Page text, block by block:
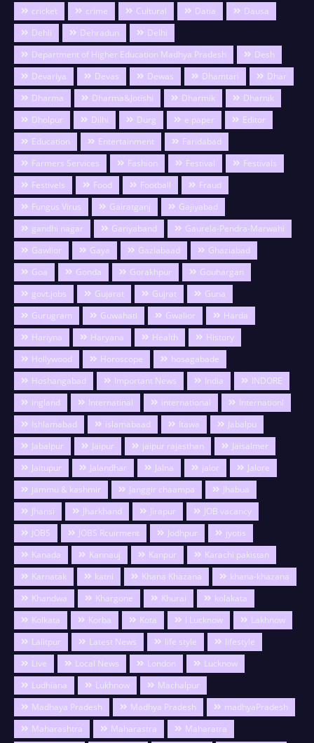
cricket
crime Cultural Datia
Dausa
Dehli
Dehradun
Delhi
Department of Higher Education Madhya Pradesh
Desh
Devariya
Devas Dewas Dhamtari
Dhar
Dharma
Dharma&Jotishi Dharmik
Dharnik
Dholpur
Dilhi Durg e paper
Editor
Education
Entertainment
Faridabad
Farmers Services
Fashion Festival
Festivals
Festivels
Food Football
Fraud
Fungus Virus
Gairatganj
Gajiyabad
gandhi nagar
Gariyaband
Gaurela-Pendra-Marwahi
Gawlior
Gaya Gaziabaad
Ghaziabad
Goa
Gonda Gorakhpur
Gouhargan
govt.jobs
Gujarat Gujrat
Guna
Gurugram
Guwahati Gwalior
Harda
Hariyna
Haryana Health
History
Hollywood
Horoscope
hosagabade
Hoshangabad
Important News India
INDORE
ingland
Internatinal international
Internationl
Ishlamabad
islamabaad Itawa
Jabalpu
Jabalpur
Jaipur jaipur rajasthan
Jaisalmer
Jaitupur
Jalandhar Jalna jalor
Jalore
jammu & kashmir
Janggir chaampa
Jhabua
Jhansi
Jharkhand Jirapur
JOB vacancy
JOBS
JOBS Rcuirment Jodhpur
jyotis
Kanada
Kannauj Kanpur
Karachi pakistan
Karnatak
katni Khana Khazana
khana-khazana
Khandwa
Khargone Khurai
kolakata
Kolkata
Korba Kota l Lucknow
Lakhnow
Lalitpur
Latest News life style
lifestyle
Live
Local News London
Lucknow
Ludhiana
Lukhnow
Machalpur
Madhaya Pradesh
Madhya Pradesh
madhyaPradesh
Maharashtra
Maharastra
Maharatra